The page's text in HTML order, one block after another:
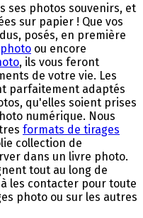
ses photos souvenirs, et
sur papier ! Que vos
posés, en première
ou encore
, ils vous feront
de votre vie. Les
parfaitement adaptés
qu'elles soient prises
numérique. Nous
formats de tirages
collection de
dans un livre photo.
tout au long de
les contacter pour toute
photo ou sur les autres